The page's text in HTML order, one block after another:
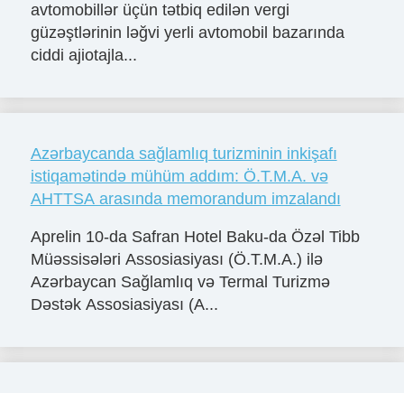
avtomobillər üçün tətbiq edilən vergi
güzəştlərinin ləğvi yerli avtomobil bazarında
ciddi ajiotajla...
Azərbaycanda sağlamlıq turizminin inkişafı
istiqamətində mühüm addım: Ö.T.M.A. və
AHTTSA arasında memorandum imzalandı
Aprelin 10-da Safran Hotel Baku-da Özəl Tibb
Müəssisələri Assosiasiyası (Ö.T.M.A.) ilə
Azərbaycan Sağlamlıq və Termal Turizmə
Dəstək Assosiasiyası (A...